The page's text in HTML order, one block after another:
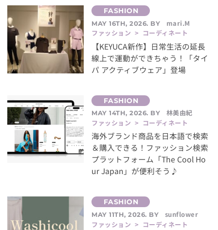
MAY 16TH, 2026. BY
mari.M
ファッション > コーディネート
【KEYUCA新作】日常生活の延長
線上で運動ができちゃう！「タイ
パ アクティブウェア」登場
MAY 14TH, 2026. BY
林美由紀
ファッション > コーディネート
海外ブランド商品を日本語で検索
＆購入できる！ファッション検索
プラットフォーム「The Cool Ho
ur Japan」が便利そう♪
MAY 11TH, 2026. BY
sunflower
ファッション > コーディネート